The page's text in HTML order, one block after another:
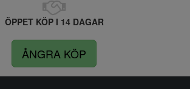
ÖPPET KÖP I 14 DAGAR
ÅNGRA KÖP